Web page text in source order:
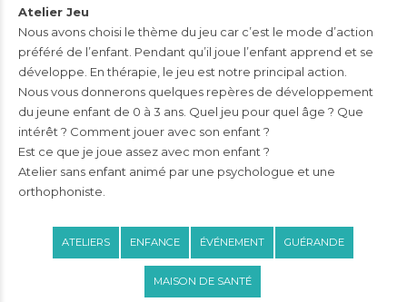
Atelier Jeu
Nous avons choisi le thème du jeu car c’est le mode d’action
préféré de l’enfant. Pendant qu’il joue l’enfant apprend et se
développe. En thérapie, le jeu est notre principal action.
Nous vous donnerons quelques repères de développement
du jeune enfant de 0 à 3 ans. Quel jeu pour quel âge ? Que
intérêt ? Comment jouer avec son enfant ?
Est ce que je joue assez avec mon enfant ?
Atelier sans enfant animé par une psychologue et une
orthophoniste.
ATELIERS ENFANCE ÉVÉNEMENT GUÉRANDE
MAISON DE SANTÉ